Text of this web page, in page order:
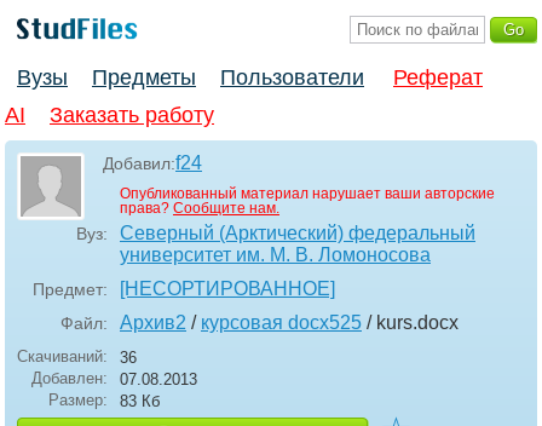
Вузы Предметы Пользователи
Реферат
AI
Заказать работу
Добавил:f24
Опубликованный материал нарушает ваши авторские
права? Сообщите нам.
Вуз:
Северный (Арктический) федеральный
университет им. М. В. Ломоносова
Предмет: [НЕСОРТИРОВАННОЕ]
Файл: Архив2 / курсовая docx525 / kurs.docx
Скачиваний:
36
Добавлен:
07.08.2013
Размер:
83 Кб